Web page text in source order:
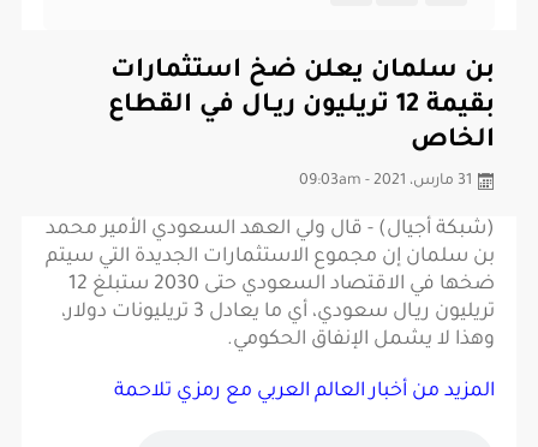
بن سلمان يعلن ضخ استثمارات
بقيمة 12 تريليون ريـال في القطاع
الخاص
31 مارس، 2021 - 09:03am
(شبكة أجيال) - قال ولي العهد السعودي الأمير محمد
بن سلمان إن مجموع الاستثمارات الجديدة التي سيتم
ضخها في الاقتصاد السعودي حتى 2030 ستبلغ 12
تريليون ريـال سعودي، أي ما يعادل 3 تريليونات دولار،
وهذا لا يشمل الإنفاق الحكومي.
المزيد من أخبار العالم العربي مع رمزي تلاحمة